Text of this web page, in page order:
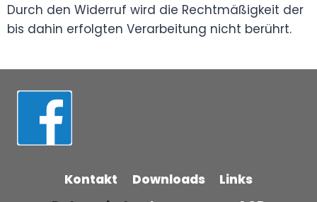
Durch den Widerruf wird die Rechtmäßigkeit der
bis dahin erfolgten Verarbeitung nicht berührt.
Kontakt Downloads
Links